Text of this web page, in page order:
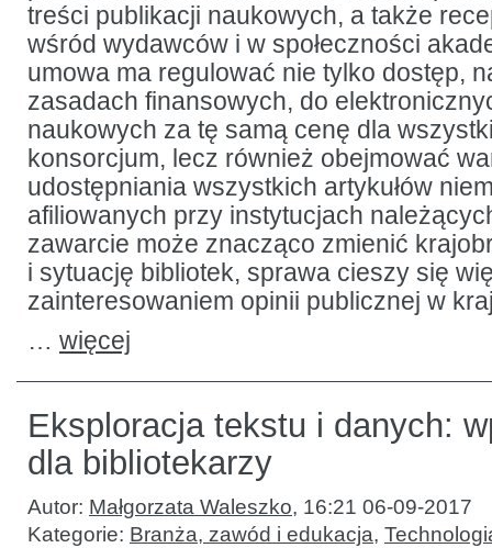
treści publikacji naukowych, a także
wśród wydawców i w społeczności
umowa ma regulować nie tylko dostęp,
zasadach finansowych, do
naukowych za tę samą cenę dla
konsorcjum, lecz również obejmować
udostępniania wszystkich artykułów
afiliowanych przy instytucjach
zawarcie może znacząco zmienić
i sytuację bibliotek, sprawa cieszy się
zainteresowaniem opinii publicznej w
… więcej
Eksploracja tekstu i danych:
dla bibliotekarzy
Autor: Małgorzata Waleszko, 16:21 06-09-2017
Kategorie: Branża, zawód i edukacja,